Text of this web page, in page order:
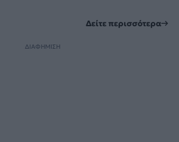
Δείτε περισσότερα
ΔΙΑΦΗΜΙΣΗ